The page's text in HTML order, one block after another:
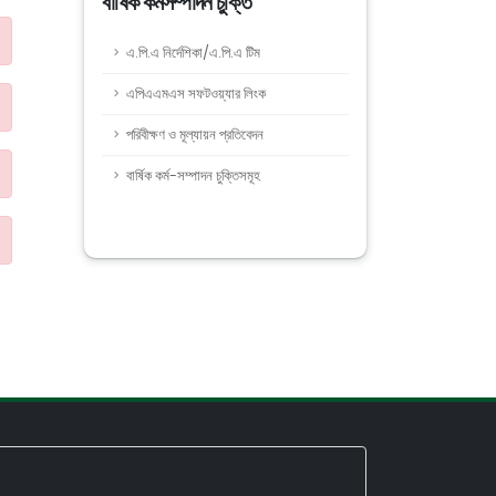
এ.পি.এ নির্দেশিকা/এ.পি.এ টিম
এপিএএমএস সফটওয়্যার লিংক
পরিবীক্ষণ ও মূল্যায়ন প্রতিবেদন
বার্ষিক কর্ম-সম্পাদন চুক্তিসমূহ